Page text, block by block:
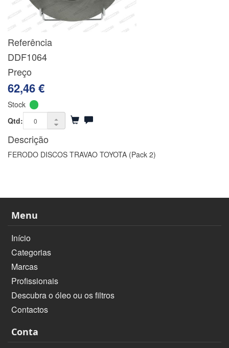
Referência
DDF1064
Preço
62,46 €
Stock
Qtd:
Descrição
FERODO DISCOS TRAVAO TOYOTA (Pack 2)
Menu
Início
Categorias
Marcas
Profissionais
Descubra o óleo ou os filtros
Contactos
Conta